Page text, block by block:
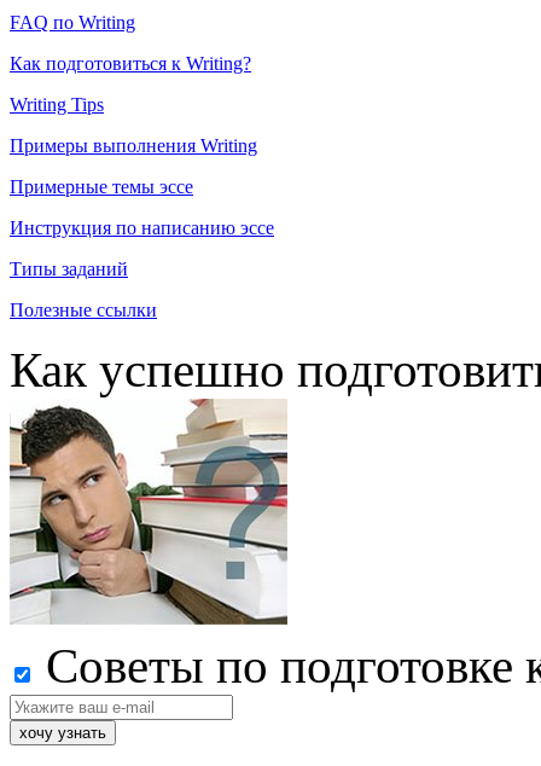
FAQ по Writing
Как подготовиться к Writing?
Writing Tips
Примеры выполнения Writing
Примерные темы эссе
Инструкция по написанию эссе
Типы заданий
Полезные ссылки
Как успешно
Советы по подготовке